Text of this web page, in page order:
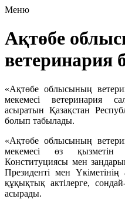
Меню
Ақтөбе
ветеринария
«Ақтөбе облысының
мекемесі ветеринария
асыратын Қазақстан
болып табылады.
«Ақтөбе облысының
мекемесі өз қызметін
Конституциясы мен
Президенті мен Үкіметінің
құқықтық актілерге,
асырады.